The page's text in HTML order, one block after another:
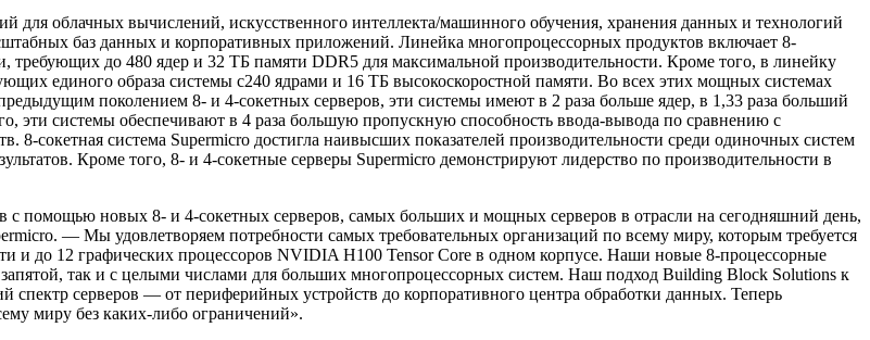
облачных вычислений, искусственного интеллекта/машинного обучения, хранения данных и технологий
баз данных и корпоративных приложений. Линейка многопроцессорных продуктов включает 8-
требующих до 480 ядер и 32 ТБ памяти DDR5 для максимальной производительности. Кроме того, в линейку
единого образа системы с240 ядрами и 16 ТБ высокоскоростной памяти. Во всех этих мощных системах
поколением 8- и 4-сокетных серверов, эти системы имеют в 2 раза больше ядер, в 1,33 раза больший
эти системы обеспечивают в 4 раза большую пропускную способность ввода-вывода по сравнению с
сокетная система Supermicro достигла наивысших показателей производительности среди одиночных систем
Кроме того, 8- и 4-сокетные серверы Supermicro демонстрируют лидерство по производительности в
помощью новых 8- и 4-сокетных серверов, самых больших и мощных серверов в отрасли на сегодняшний день,
— Мы удовлетворяем потребности самых требовательных организаций по всему миру, которым требуется
и до 12 графических процессоров NVIDIA H100 Tensor Core в одном корпусе. Наши новые 8-процессорные
так и с целыми числами для больших многопроцессорных систем. Наш подход Building Block Solutions к
серверов — от периферийных устройств до корпоративного центра обработки данных. Теперь
миру без каких-либо ограничений».